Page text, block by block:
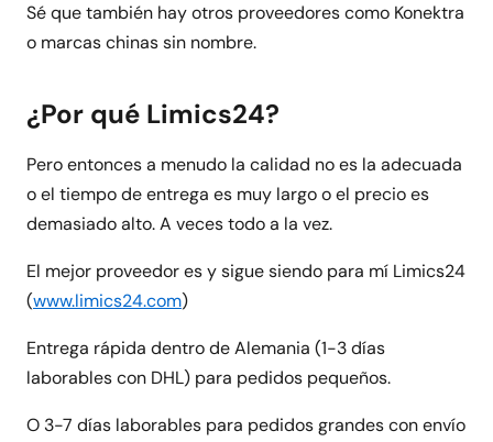
Sé que también hay otros proveedores como Konektra
o marcas chinas sin nombre.
¿Por qué Limics24?
Pero entonces a menudo la calidad no es la adecuada
o el tiempo de entrega es muy largo o el precio es
demasiado alto. A veces todo a la vez.
El mejor proveedor es y sigue siendo para mí Limics24
(www.limics24.com)
Entrega rápida dentro de Alemania (1-3 días
laborables con DHL) para pedidos pequeños.
O 3-7 días laborables para pedidos grandes con envío